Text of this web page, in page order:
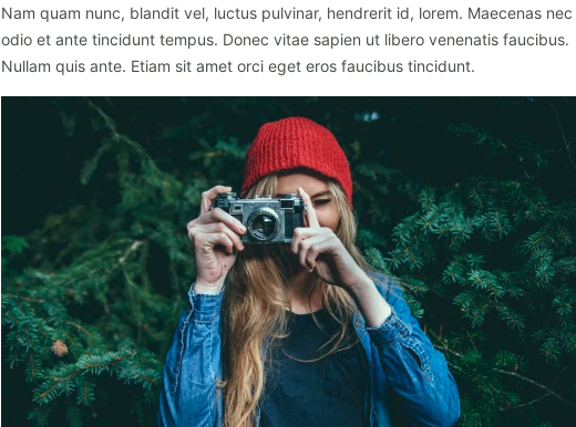
Nam quam nunc, blandit vel, luctus pulvinar, hendrerit id, lorem. Maecenas nec
odio et ante tincidunt tempus. Donec vitae sapien ut libero venenatis faucibus.
Nullam quis ante. Etiam sit amet orci eget eros faucibus tincidunt.